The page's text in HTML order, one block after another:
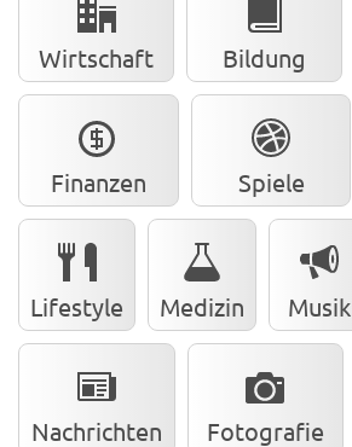
Wirtschaft Bildung
Finanzen Spiele
Lifestyle Medizin Musik
Nachrichten Fotografie